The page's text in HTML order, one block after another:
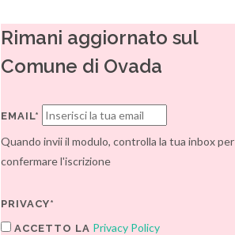
Rimani aggiornato sul
Comune di Ovada
EMAIL*
Quando invii il modulo, controlla la tua inbox per
confermare l'iscrizione
PRIVACY*
ACCETTO LA Privacy Policy